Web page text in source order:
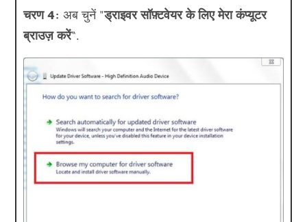
चरण 4:अब चुनें "ड्राइवर सॉफ़्टवेयर के लिए मेरा कंप्यूटर
ब्राउज़ करें“.